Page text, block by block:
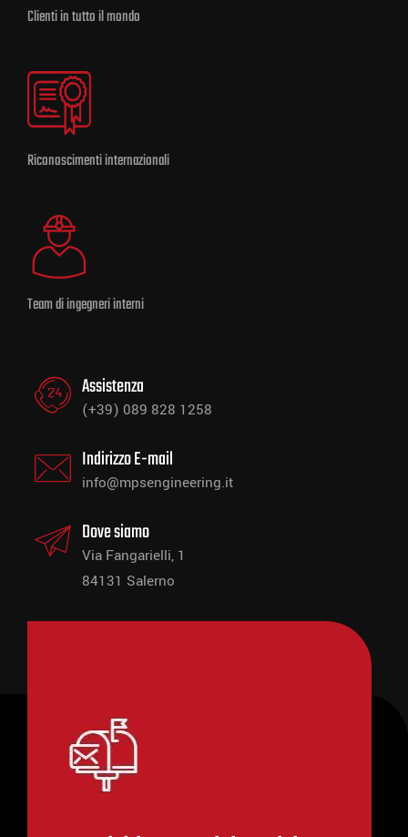
Clienti in tutto il mondo
Riconoscimenti internazionali
Team di ingegneri interni
Assistenza
(+39) 089 828 1258
Indirizzo E-mail
info@mpsengineering.it
Dove siamo
Via Fangarielli, 1
84131 Salerno